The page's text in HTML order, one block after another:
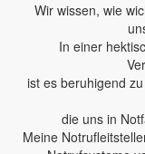
Wir wissen, wie
In einer
ist es beruhigend
die uns in
Meine